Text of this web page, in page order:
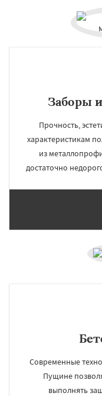
Заборы
Прочность,
характеристикам
из
достаточно
Современные
Пущине
выполнять